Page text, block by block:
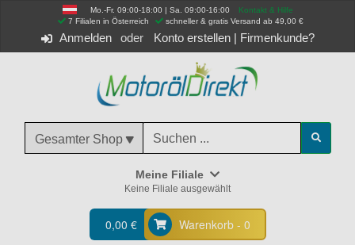
Mo.-Fr. 09:00-18:00 | Sa. 09:00-16:00
Kontakt & Hilfe
7 Filialen in Österreich
schneller & gratis Versand ab 49,00 €
Anmelden Konto erstellen| Firmenkunde?
Gesamter Shop
Meine Filiale
Keine Filiale ausgewählt
0,00 € Warenkorb - 0